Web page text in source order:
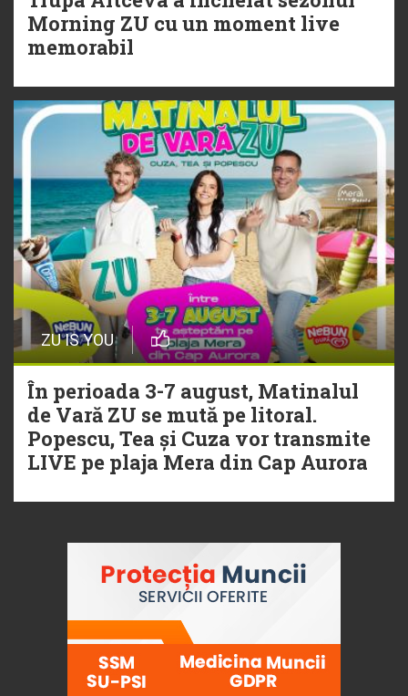
20 Iulie
Torpedoul lui Morar: Theo Rose -
Morning ZU cu un moment live
memorabil
ZU IS YOU
În perioada 3-7 august, Matinalul
de Vară ZU se mută pe litoral.
Popescu, Tea și Cuza vor transmite
LIVE pe plaja Mera din Cap Aurora